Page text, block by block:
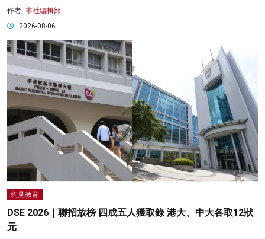
作者: 本社編輯部
2026-08-06
灼見教育
DSE 2026｜聯招放榜 四成五人獲取錄 港大、中大各取12狀
元